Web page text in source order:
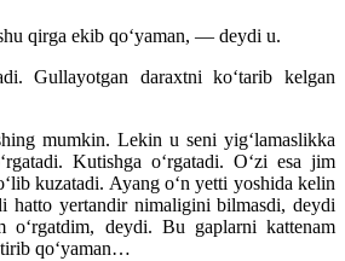
qirga ekib qoʻyaman, — deydi u.
Gullayotgan daraxtni koʻtarib kelgan
mumkin. Lekin u seni yigʻlamaslikka
Kutishga oʻrgatadi. Oʻzi esa jim
kuzatadi. Ayang oʻn yetti yoshida kelin
hatto yertandir nimaligini bilmasdi, deydi
oʻrgatdim, deydi. Bu gaplarni kattenam
qoʻyaman…